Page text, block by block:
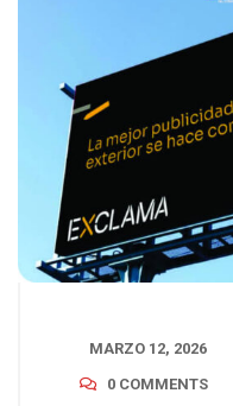
MARZO 12, 2026
0 COMMENTS